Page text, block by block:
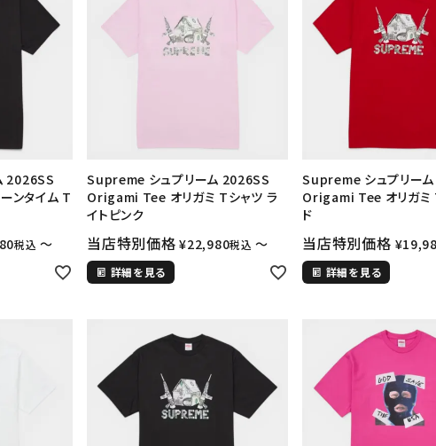
登録
2026SS
ンタイム T
税込 〜
Supreme シュプリーム 2026SS
Origami Tee オリガミ Tシャツ ラ
イトピンク
当店特別価格 ¥22,980税込 〜
詳細を見る
Supreme シュプリー
Origami Tee オリガミ
ド
当店特別価格 ¥
詳細を見る